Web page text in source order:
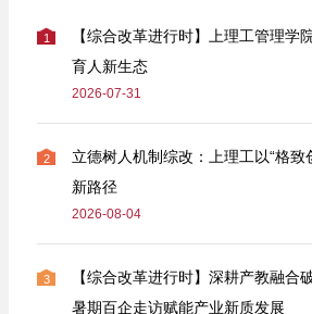
1
【综合改革进行时】上理工管理学
育人新生态
2026-07-31
2
立德树人机制综改：上理工以“格致
新路径
2026-08-04
3
【综合改革进行时】深耕产教融合
暑期百企走访赋能产业新质发展